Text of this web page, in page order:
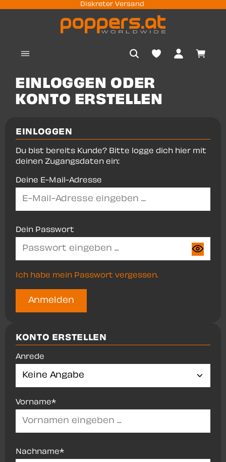
springen
Diskreter Versand
EINLOGGEN ODER
KONTO ERSTELLEN
EINLOGGEN
Du bist bereits Kunde? Bitte logge dich hier mit
deinen Zugangsdaten ein:
Deine E-Mail-Adresse
Dein Passwort
Ich habe mein Passwort vergessen.
Anmelden
KONTO ERSTELLEN
Persönliche Informationen
Anrede
Vorname*
Nachname*